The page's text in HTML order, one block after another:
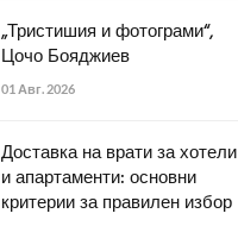
„Тристишия и фотограми“,
Цочо Бояджиев
01 Авг. 2026
Доставка на врати за хотели
и апартаменти: основни
критерии за правилен избор